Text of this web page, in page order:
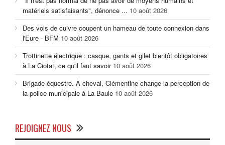
matériels satisfaisants", dénonce ... 10 août 2026
Des vols de cuivre coupent un hameau de toute connexion dans
l'Eure - BFM 10 août 2026
Trottinette électrique : casque, gants et gilet bientôt obligatoires
à La Ciotat, ce qu'il faut savoir 10 août 2026
Brigade équestre. À cheval, Clémentine change la perception de
la police municipale à La Baule 10 août 2026
REJOIGNEZ NOUS